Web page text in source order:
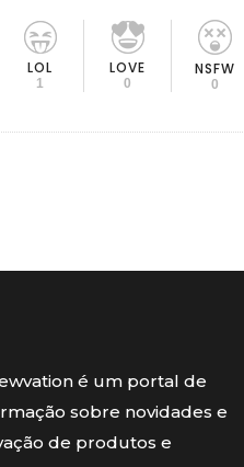
LOL
1
LOVE
0
NSFW
0
é um portal de
sobre novidades e
de produtos e